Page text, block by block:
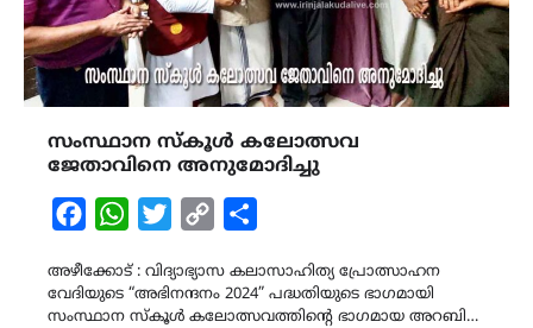
സംസ്ഥാന സ്കൂൾ കലോത്സവ
ജേതാവിനെ അനുമോദിച്ചു
FacebookWhatsAppTwitterCopy
അഴീക്കോട് : വിദ്യാഭ്യാസ കലാസാഹിത്യ പ്രോത്സാഹന
വേദിയുടെ “അഭിനന്ദനം 2024” പദ്ധതിയുടെ ഭാഗമായി
സംസ്ഥാന സ്കൂൾ കലോത്സവത്തിന്റെ ഭാഗമായ അറബി…